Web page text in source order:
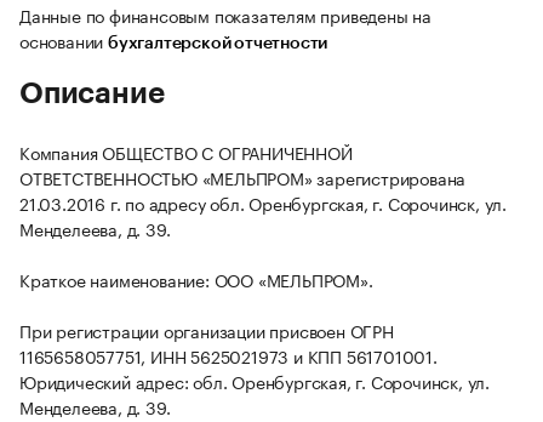
Данные по финансовым показателям приведены на
основании бухгалтерской отчетности
Описание
Компания ОБЩЕСТВО С ОГРАНИЧЕННОЙ
ОТВЕТСТВЕННОСТЬЮ «МЕЛЬПРОМ» зарегистрирована
21.03.2016 г. по адресу обл. Оренбургская, г. Сорочинск, ул.
Менделеева, д. 39.
Краткое наименование: ООО «МЕЛЬПРОМ».
При регистрации организации присвоен ОГРН
1165658057751, ИНН 5625021973 и КПП 561701001.
Юридический адрес: обл. Оренбургская, г. Сорочинск, ул.
Менделеева, д. 39.